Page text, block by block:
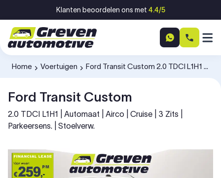
Ga naar inhoudKlanten beoordelen ons met 4.4/5
Home
-
Voertuigen
-
Ford Transit Custom 2.0 TDCI L1H1 V52PDK
Ford Transit Custom
2.0 TDCI L1H1 | Automaat | Airco | Cruise | 3 Zits |
Parkeersens. | Stoelverw.